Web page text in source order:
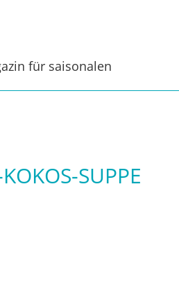
für saisonalen
SUPPE